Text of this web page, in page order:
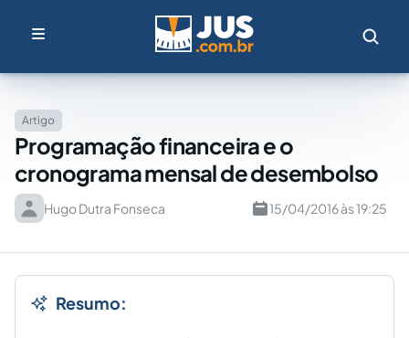
Artigo
Programação financeira e o
cronograma mensal de desembolso
Hugo Dutra Fonseca 15/04/2016 às 19:25
Resumo: